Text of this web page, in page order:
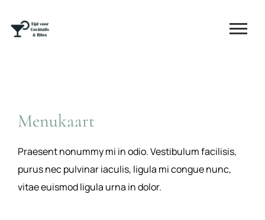
Menukaart
Praesent nonummy mi in odio. Vestibulum facilisis,
purus nec pulvinar iaculis, ligula mi congue nunc,
vitae euismod ligula urna in dolor.